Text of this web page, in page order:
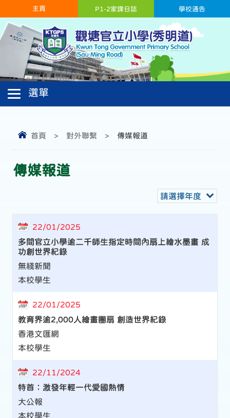
主頁 學校通告
P1-2家課日誌
首頁 > 對外聯繫 > 傳媒報道
傳媒報道
請選擇年度
22/01/2025
多間官立小學逾二千師生指定時間內扇上繪水墨畫 成
功創世界紀錄
無綫新聞
本校學生
22/01/2025
教育界逾2,000人繪畫團扇 創造世界紀錄
香港文匯網
本校學生
22/11/2024
特首：激發年輕一代愛國熱情
大公報
本校學生